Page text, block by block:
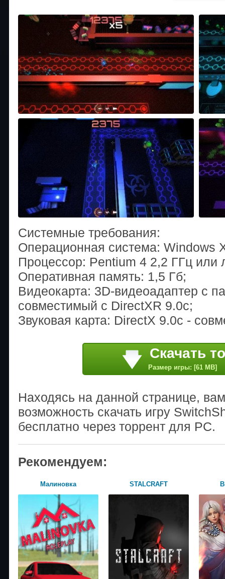
Системные требования:
Операционная система: Windows
Процессор: Pentium 4 2,2 ГГц или
Оперативная память: 1,5 Гб;
Видеокарта: 3D-видеоадаптер с
совместимый с DirectXR 9.0c;
Звуковая карта: DirectX 9.0с -
Скачать
Размер игры: [61 MB]
Находясь на данной странице,
возможность скачать игру
бесплатно через торрент для PC.
Рекомендуем:
Малиновка STALCRAFT